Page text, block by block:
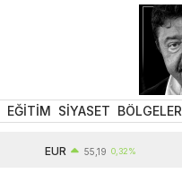
EĞİTİM SİYASET BÖLGELER
55,19 0,32%